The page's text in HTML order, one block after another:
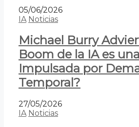
05/06/2026
IA Noticias
Michael Burry
Boom de la IA es
Impulsada por
Temporal?
27/05/2026
IA Noticias